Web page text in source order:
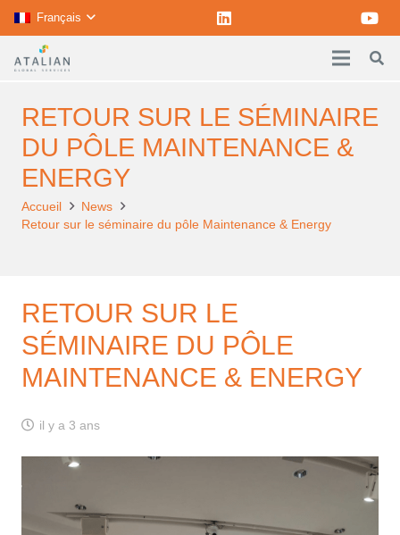
Français
RETOUR SUR LE SÉMINAIRE
DU PÔLE MAINTENANCE &
ENERGY
Accueil
News
Retour sur le séminaire du pôle Maintenance & Energy
RETOUR SUR LE
SÉMINAIRE DU PÔLE
MAINTENANCE & ENERGY
il y a 3 ans